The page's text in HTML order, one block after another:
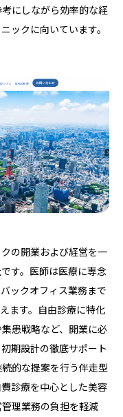
にしながら効率的な経
ックに向いています。
の開業および経営を一
す。医師は医療に専念
ックオフィス業務まで
ます。自由診療に特化
患戦略など、開業に必
期設計の徹底サポート
的な提案を行う伴走型
診療を中心とした美容
理業務の負担を軽減